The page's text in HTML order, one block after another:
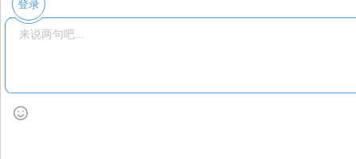
登录